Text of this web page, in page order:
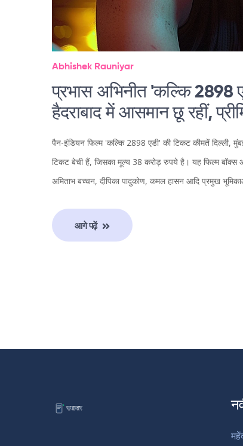
Abhishek Rauniyar
प्रभास अभिनीत 'कल्कि 2898
हैदराबाद में आसमान छू रहीं,
पैन-इंडियन फिल्म 'कल्कि 2898 एडी' की टिकट कीमतें दिल्ली,
टिकट बेची हैं, जिसका मूल्य 38 करोड़ रुपये है। यह फिल्म
अमिताभ बच्चन, दीपिका पादुकोण, कमल हासन आदि प्रमुख
आगे पढ़ें